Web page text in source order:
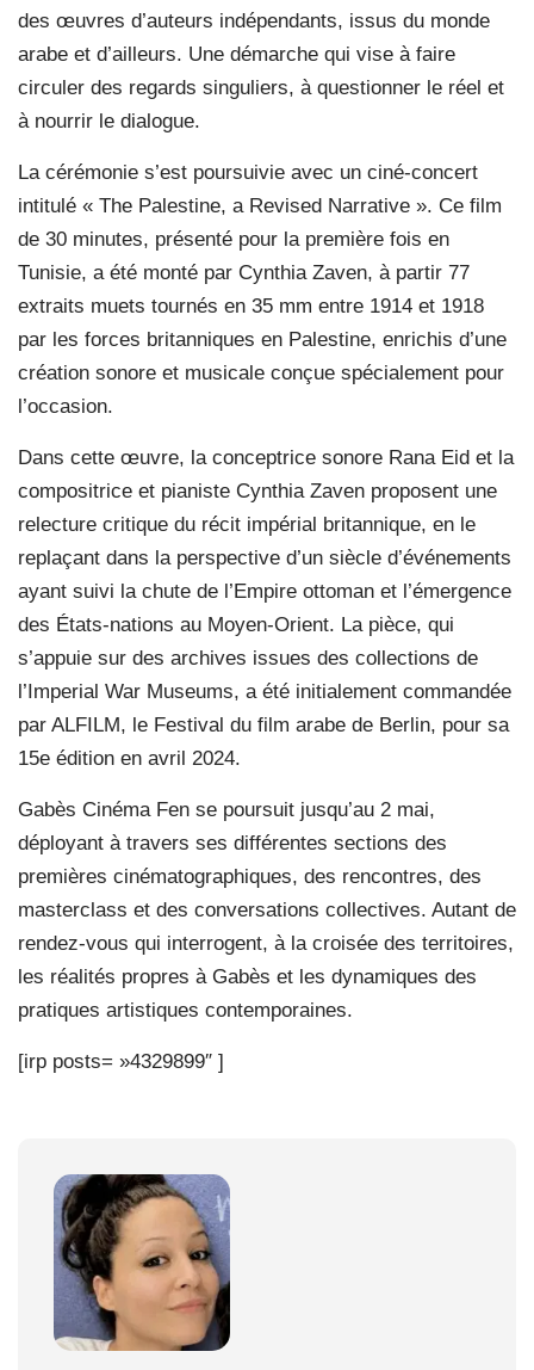
des œuvres d’auteurs indépendants, issus du monde
arabe et d’ailleurs. Une démarche qui vise à faire
circuler des regards singuliers, à questionner le réel et
à nourrir le dialogue.
La cérémonie s’est poursuivie avec un ciné-concert
intitulé « The Palestine, a Revised Narrative ». Ce film
de 30 minutes, présenté pour la première fois en
Tunisie, a été monté par Cynthia Zaven, à partir 77
extraits muets tournés en 35 mm entre 1914 et 1918
par les forces britanniques en Palestine, enrichis d’une
création sonore et musicale conçue spécialement pour
l’occasion.
Dans cette œuvre, la conceptrice sonore Rana Eid et la
compositrice et pianiste Cynthia Zaven proposent une
relecture critique du récit impérial britannique, en le
replaçant dans la perspective d’un siècle d’événements
ayant suivi la chute de l’Empire ottoman et l’émergence
des États-nations au Moyen-Orient. La pièce, qui
s’appuie sur des archives issues des collections de
l’Imperial War Museums, a été initialement commandée
par ALFILM, le Festival du film arabe de Berlin, pour sa
15e édition en avril 2024.
Gabès Cinéma Fen se poursuit jusqu’au 2 mai,
déployant à travers ses différentes sections des
premières cinématographiques, des rencontres, des
masterclass et des conversations collectives. Autant de
rendez-vous qui interrogent, à la croisée des territoires,
les réalités propres à Gabès et les dynamiques des
pratiques artistiques contemporaines.
[irp posts= »4329899″ ]